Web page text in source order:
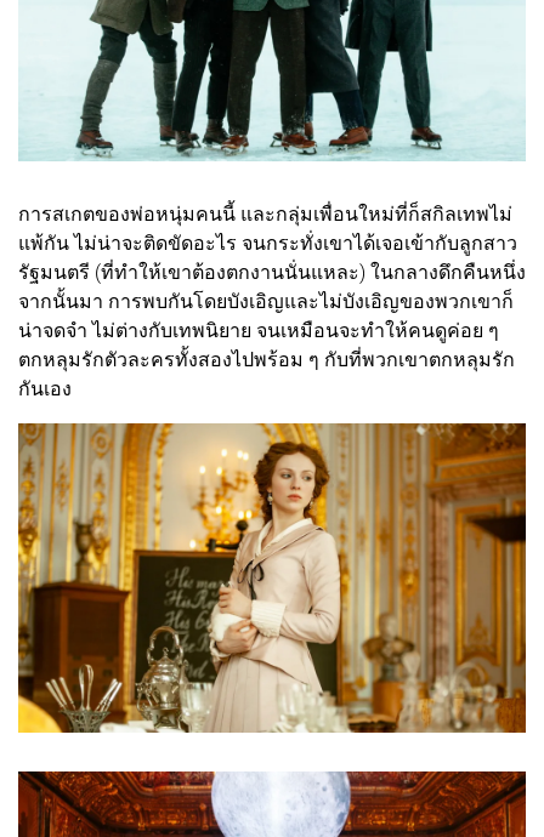
การสเกตของพ่อหนุ่มคนนี้ และกลุ่มเพื่อนใหม่ที่ก็สกิลเทพไม่
แพ้กัน ไม่น่าจะติดขัดอะไร จนกระทั่งเขาได้เจอเข้ากับลูกสาว
รัฐมนตรี (ที่ทำให้เขาต้องตกงานนั่นแหละ) ในกลางดึกคืนหนึ่ง
จากนั้นมา การพบกันโดยบังเอิญและไม่บังเอิญของพวกเขาก็
น่าจดจำ ไม่ต่างกับเทพนิยาย จนเหมือนจะทำให้คนดูค่อย ๆ
ตกหลุมรักตัวละครทั้งสองไปพร้อม ๆ กับที่พวกเขาตกหลุมรัก
กันเอง